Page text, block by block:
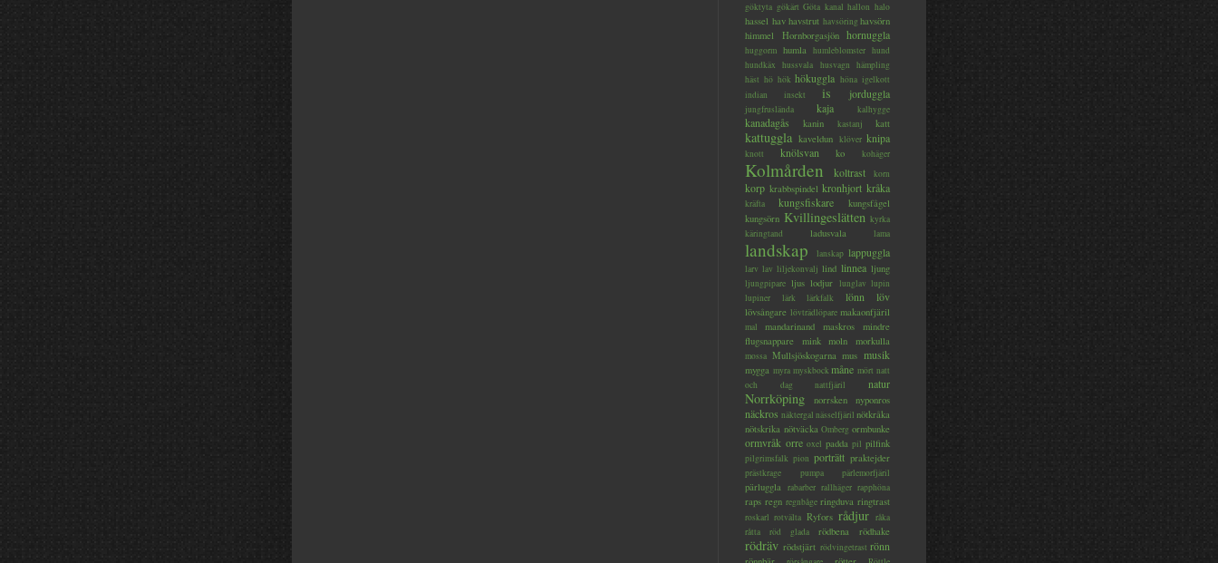
göktyta gökärt Göta kanal hallon halo
hassel hav havstrut havsöring havsörn
himmel
Hornborgasjön hornuggla
huggorm humla humleblomster hund
hundkäx
hussvala husvagn
hämpling
häst hö hök hökuggla höna igelkott
indian
insekt is jorduggla
jungfruslända kaja kalhygge
kanadagås kanin kastanj katt
kattuggla kaveldun klöver knipa
knott knölsvan ko kohäger
Kolmården koltrast korn
korp krabbspindel kronhjort kråka
kräfta kungsfiskare
kungsfågel
kungsörn Kvillingeslätten kyrka
käringtand
ladusvala lama
landskap lanskap lappuggla
larv lav liljekonvalj lind linnea ljung
ljungpipare ljus lodjur lunglav lupin
lupiner
lärk lärkfalk lönn löv
lövsångare lövträdlöpare makaonfjäril
mal mandarinand maskros
mindre
flugsnappare
mink moln morkulla
mossa Mullsjöskogarna mus musik
mygga myra myskbock måne mört natt
och dag
nattfjäril natur
Norrköping norrsken nyponros
näckros näktergal nässelfjäril nötkråka
nötskrika nötväcka Omberg ormbunke
ormvråk orre oxel padda pil pilfink
pilgrimsfalk pion porträtt praktejder
prästkrage pumpa pärlemorfjäril
pärluggla rabarber rallhäger rapphöna
raps regn regnbåge ringduva ringtrast
roskarl rotvälta Ryfors rådjur råka
råtta
röd glada rödbena rödhake
rödräv rödstjärt rödvingetrast rönn